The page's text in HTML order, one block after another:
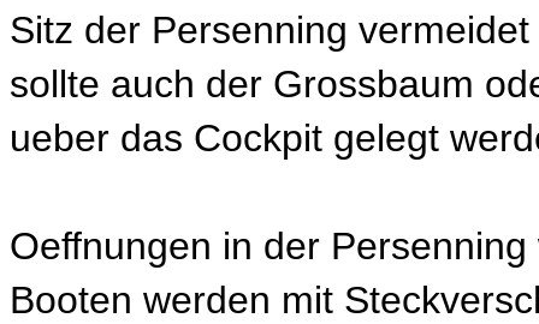
Sitz der Persenning
sollte auch der Grossbaum
ueber das Cockpit gelegt
Oeffnungen in der
Booten werden mit